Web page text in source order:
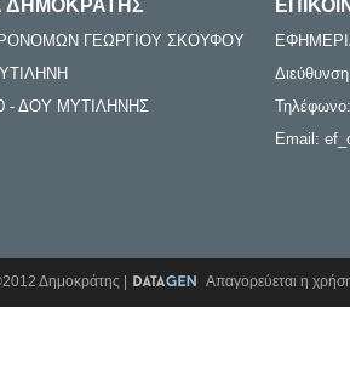
ΔΗΜΟΚΡΑΤΗΣ
ΓΕΩΡΓΙΟΥ ΣΚΟΥΦΟΥ
- ΔΟΥ ΜΥΤΙΛΗΝΗΣ
Email:
Δημοκράτης | Απαγορεύεται η